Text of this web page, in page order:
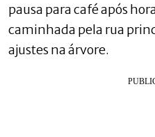
pausa para café após
caminhada pela rua
ajustes na árvore.